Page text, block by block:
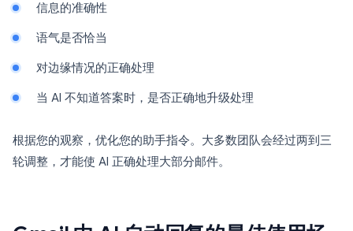
信息的准确性
语气是否恰当
对边缘情况的正确处理
当 AI 不知道答案时，是否正确地升级处理
根据您的观察，优化您的助手指令。大多数团队会经过两到三
轮调整，才能使 AI 正确处理大部分邮件。